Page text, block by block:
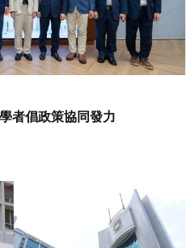
者倡政策協同發力